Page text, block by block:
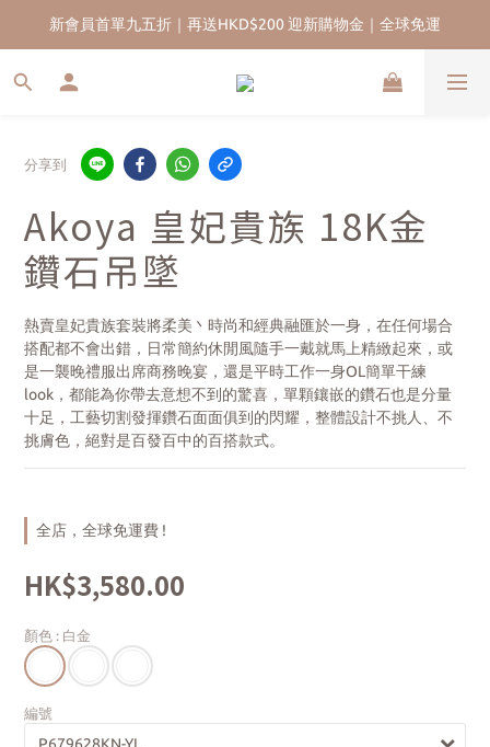
香港13年珍珠品牌｜實體門市｜五年售後保養服務
新會員首單九五折｜再送HKD$200 迎新購物金｜全球免運
分享到
Akoya 皇妃貴族 18K金
鑽石吊墜
熱賣皇妃貴族套裝將柔美丶時尚和經典融匯於一身，在任何場合
搭配都不會出錯，日常簡約休閒風隨手一戴就馬上精緻起來，或
是一襲晚禮服出席商務晚宴，還是平時工作一身OL簡單干練
look，都能為你帶去意想不到的驚喜，單顆鑲嵌的鑽石也是分量
十足，工藝切割發揮鑽石面面俱到的閃耀，整體設計不挑人、不
挑膚色，絕對是百發百中的百搭款式。
全店，全球免運費 !
HK$3,580.00
顏色 : 白金
編號